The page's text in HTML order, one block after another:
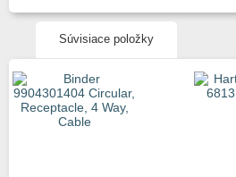
Súvisiace položky